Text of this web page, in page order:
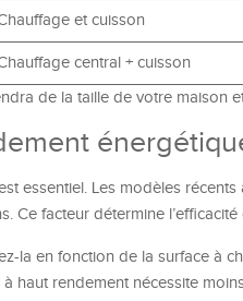
et cuisson
central + cuisson
de la taille de votre maison
essentiel. Les modèles
Ce facteur détermine
la en fonction de la surface à
haut rendement nécessite